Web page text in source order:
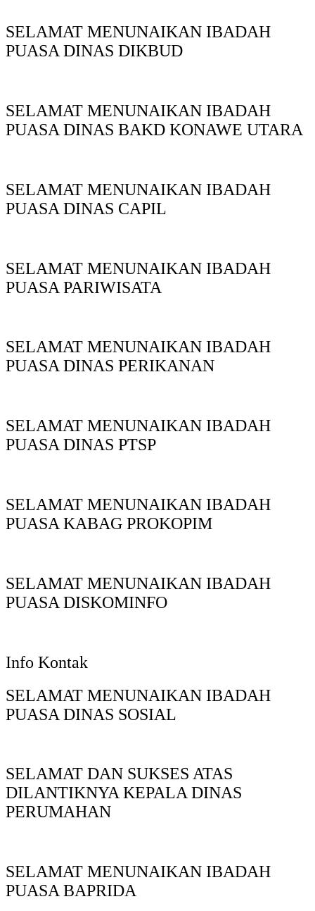
SELAMAT MENUNAIKAN IBADAH
PUASA DINAS DIKBUD
SELAMAT MENUNAIKAN IBADAH
PUASA DINAS BAKD KONAWE UTARA
SELAMAT MENUNAIKAN IBADAH
PUASA DINAS CAPIL
SELAMAT MENUNAIKAN IBADAH
PUASA PARIWISATA
SELAMAT MENUNAIKAN IBADAH
PUASA DINAS PERIKANAN
SELAMAT MENUNAIKAN IBADAH
PUASA DINAS PTSP
SELAMAT MENUNAIKAN IBADAH
PUASA KABAG PROKOPIM
SELAMAT MENUNAIKAN IBADAH
PUASA DISKOMINFO
Info Kontak
SELAMAT MENUNAIKAN IBADAH
PUASA DINAS SOSIAL
SELAMAT DAN SUKSES ATAS
DILANTIKNYA KEPALA DINAS
PERUMAHAN
SELAMAT MENUNAIKAN IBADAH
PUASA BAPRIDA